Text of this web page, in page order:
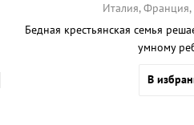
Италия,
Бедная крестьянская семья
умному
В